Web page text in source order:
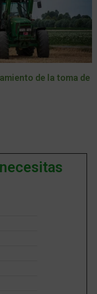
de la toma de